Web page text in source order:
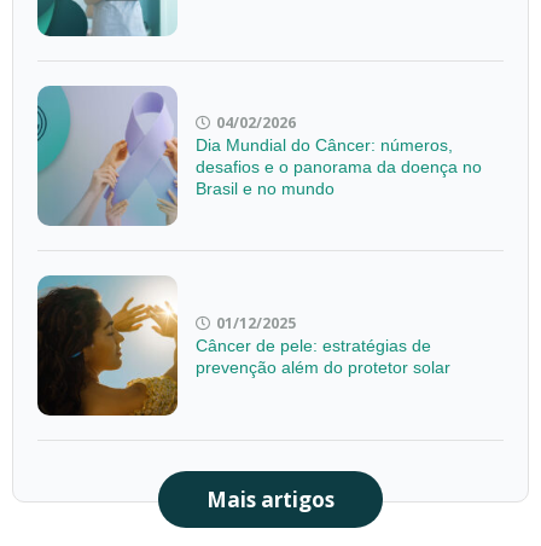
04/02/2026
Dia Mundial do Câncer: números,
desafios e o panorama da doença no
Brasil e no mundo
01/12/2025
Câncer de pele: estratégias de
prevenção além do protetor solar
Mais artigos